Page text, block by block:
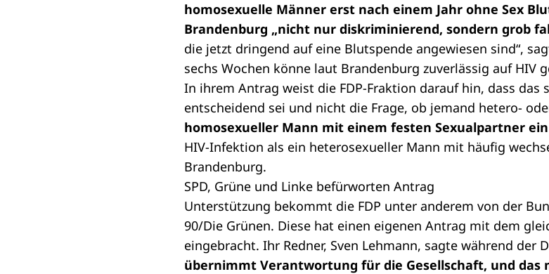
homosexuelle Männer erst nach einem Jahr ohne Sex
Brandenburg „nicht nur diskriminierend, sondern grob
die jetzt dringend auf eine Blutspende angewiesen sind“,
sechs Wochen könne laut Brandenburg zuverlässig auf HIV
In ihrem Antrag weist die FDP-Fraktion darauf hin, dass das
entscheidend sei und nicht die Frage, ob jemand hetero-
homosexueller Mann mit einem festen Sexualpartner
HIV-Infektion als ein heterosexueller Mann mit häufig
Brandenburg.
SPD, Grüne und Linke befürworten Antrag
Unterstützung bekommt die FDP unter anderem von der
90/Die Grünen. Diese hat einen eigenen Antrag mit dem
eingebracht. Ihr Redner, Sven Lehmann, sagte während der
übernimmt Verantwortung für die Gesellschaft, und das